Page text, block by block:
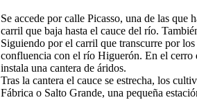
Se accede por calle Picasso, una de las
carril que baja hasta el cauce del río.
Siguiendo por el carril que transcurre por
confluencia con el río Higuerón. En el cerro
instala una cantera de áridos.
Tras la cantera el cauce se estrecha, los
Fábrica o Salto Grande, una pequeña